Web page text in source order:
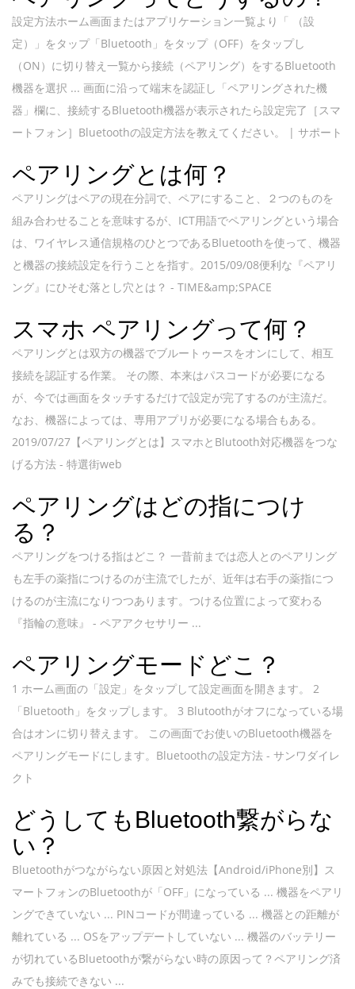
設定方法ホーム画面またはアプリケーション一覧より「 （設
定）」をタップ「Bluetooth」をタップ（OFF）をタップし
（ON）に切り替え一覧から接続（ペアリング）をするBluetooth
機器を選択 ... 画面に沿って端末を認証し「ペアリングされた機
器」欄に、接続するBluetooth機器が表示されたら設定完了［スマ
ートフォン］Bluetoothの設定方法を教えてください。 | サポート
ペアリングとは何？
ペアリングはペアの現在分詞で、ペアにすること、２つのものを
組み合わせることを意味するが、ICT用語でペアリングという場合
は、ワイヤレス通信規格のひとつであるBluetoothを使って、機器
と機器の接続設定を行うことを指す。2015/09/08便利な『ペアリ
ング』にひそむ落とし穴とは？ - TIME&amp;SPACE
スマホ ペアリングって何？
ペアリングとは双方の機器でブルートゥースをオンにして、相互
接続を認証する作業。 その際、本来はパスコードが必要になる
が、今では画面をタッチするだけで設定が完了するのが主流だ。
なお、機器によっては、専用アプリが必要になる場合もある。
2019/07/27【ペアリングとは】スマホとBlutooth対応機器をつな
げる方法 - 特選街web
ペアリングはどの指につけ
る？
ペアリングをつける指はどこ？ 一昔前までは恋人とのペアリング
も左手の薬指につけるのが主流でしたが、近年は右手の薬指につ
けるのが主流になりつつあります。つける位置によって変わる
『指輪の意味』 - ペアアクセサリー ...
ペアリングモードどこ？
1 ホーム画面の「設定」をタップして設定画面を開きます。 2
「Bluetooth」をタップします。 3 Blutoothがオフになっている場
合はオンに切り替えます。 この画面でお使いのBluetooth機器を
ペアリングモードにします。Bluetoothの設定方法 - サンワダイレ
クト
どうしてもBluetooth繋がらな
い？
Bluetoothがつながらない原因と対処法【Android/iPhone別】ス
マートフォンのBluetoothが「OFF」になっている ... 機器をペアリ
ングできていない ... PINコードが間違っている ... 機器との距離が
離れている ... OSをアップデートしていない ... 機器のバッテリー
が切れているBluetoothが繋がらない時の原因って？ペアリング済
みでも接続できない ...